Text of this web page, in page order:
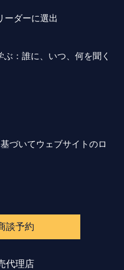
ーダーに選出
：誰に、いつ、何を聞く
づいてウェブサイトのロ
談予約
代理店